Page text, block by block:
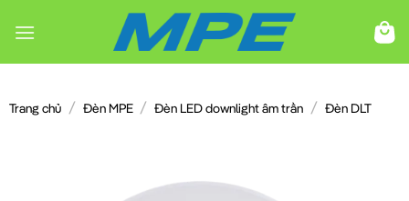
đến
Trang chủ / Đèn MPE / Đèn LED downlight âm trần / Đèn DLT